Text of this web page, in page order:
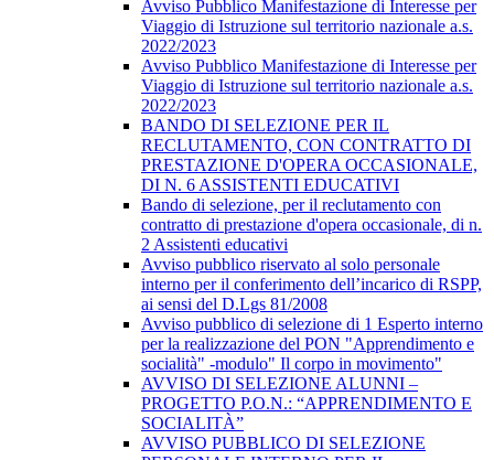
Avviso Pubblico Manifestazione di Interesse per
Viaggio di Istruzione sul territorio nazionale a.s.
2022/2023
Avviso Pubblico Manifestazione di Interesse per
Viaggio di Istruzione sul territorio nazionale a.s.
2022/2023
BANDO DI SELEZIONE PER IL
RECLUTAMENTO, CON CONTRATTO DI
PRESTAZIONE D'OPERA OCCASIONALE,
DI N. 6 ASSISTENTI EDUCATIVI
Bando di selezione, per il reclutamento con
contratto di prestazione d'opera occasionale, di n.
2 Assistenti educativi
Avviso pubblico riservato al solo personale
interno per il conferimento dell’incarico di RSPP,
ai sensi del D.Lgs 81/2008
Avviso pubblico di selezione di 1 Esperto interno
per la realizzazione del PON "Apprendimento e
socialità" -modulo" Il corpo in movimento"
AVVISO DI SELEZIONE ALUNNI –
PROGETTO P.O.N.: “APPRENDIMENTO E
SOCIALITÀ”
AVVISO PUBBLICO DI SELEZIONE